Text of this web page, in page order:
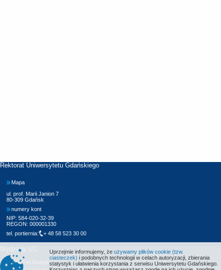
Rektorat Uniwersytetu Gdańskiego
Mapa
ul. prof. Marii Janion 7
80-309 Gdańsk
numery kont
NIP: 584-020-32-39
REGON: 000001330
tel. portiernia:
+ 48 58 523 30 00
Wydziały UG
Wydział Biologii
Uprzejmie informujemy, że używamy plików cookie (tzw.
ciasteczek) i podobnych technologii w celach autoryzacji, zbierania
statystyk i ułatwienia korzystania z serwisu Uniwersytetu Gdańskiego.